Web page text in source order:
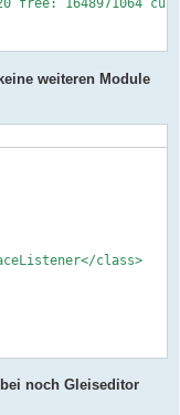
free: 1648971064
weiteren Module
class>
noch Gleiseditor